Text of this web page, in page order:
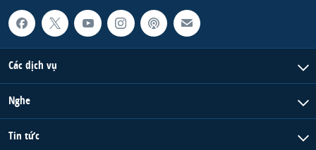
Các dịch vụ
Nghe
Tin tức